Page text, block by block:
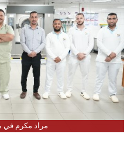
مراد مكرم